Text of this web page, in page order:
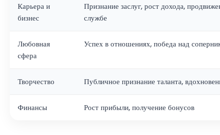
Карьера и
бизнес
Признание заслуг, рост дохода,
службе
Любовная
сфера
Успех в отношениях, победа над
Творчество Публичное признание таланта,
Финансы Рост прибыли, получение бонусов